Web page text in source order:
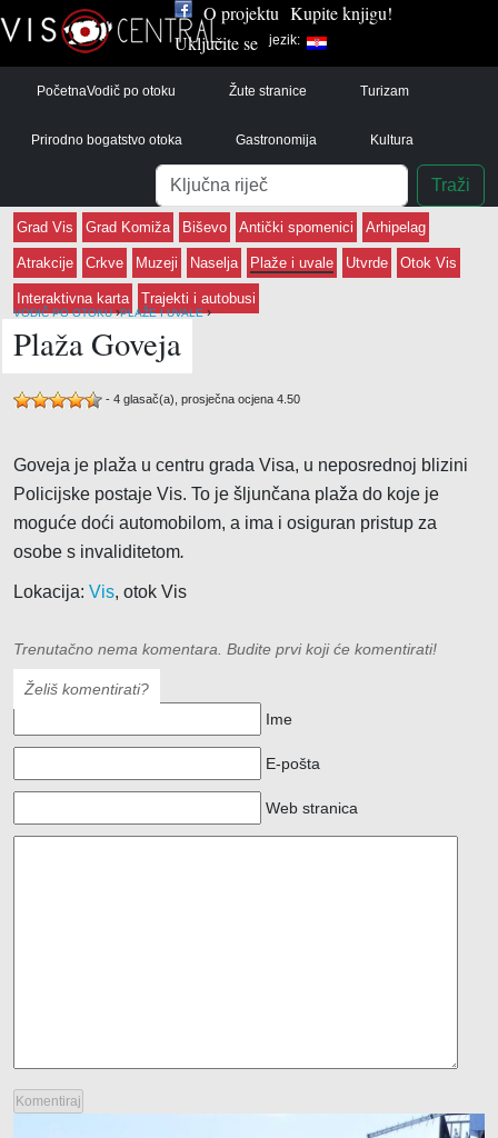
O projektu Kupite knjigu!
Uključite se
jezik:
PočetnaVodič po otoku Žute stranice Turizam
Prirodno bogatstvo otoka Gastronomija Kultura
Pretraga
Traži
Grad Vis Grad Komiža Biševo Antički spomenici Arhipelag
Atrakcije Crkve Muzeji Naselja Plaže i uvale Utvrde Otok Vis
Interaktivna karta Trajekti i autobusi
VODIČ PO OTOKU ›PLAŽE I UVALE ›
Plaža Goveja
- 4 glasač(a), prosječna ocjena 4.50
Goveja je plaža u centru grada Visa, u neposrednoj blizini
Policijske postaje Vis. To je šljunčana plaža do koje je
moguće doći automobilom, a ima i osiguran pristup za
osobe s invaliditetom.
Lokacija: Vis, otok Vis
Trenutačno nema komentara. Budite prvi koji će komentirati!
Želiš komentirati?
Ime
E-pošta
Web stranica